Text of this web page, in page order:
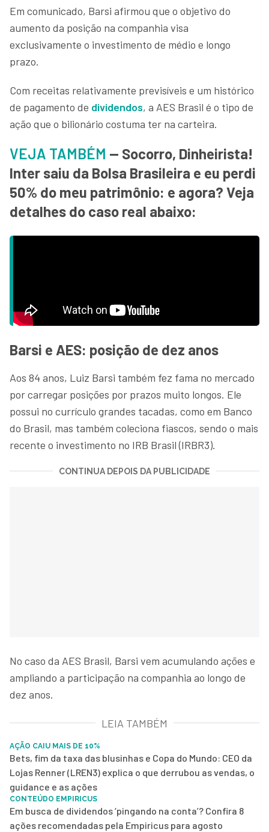
Em comunicado, Barsi afirmou que o objetivo do
aumento da posição na companhia visa
exclusivamente o investimento de médio e longo
prazo.
Com receitas relativamente previsíveis e um histórico
de pagamento de dividendos, a AES Brasil é o tipo de
ação que o bilionário costuma ter na carteira.
VEJA TAMBÉM — Socorro, Dinheirista!
Inter saiu da Bolsa Brasileira e eu perdi
50% do meu patrimônio: e agora? Veja
detalhes do caso real abaixo:
Barsi e AES: posição de dez anos
Aos 84 anos, Luiz Barsi também fez fama no mercado
por carregar posições por prazos muito longos. Ele
possui no currículo grandes tacadas, como em Banco
do Brasil, mas também coleciona fiascos, sendo o mais
recente o investimento no IRB Brasil (IRBR3).
CONTINUA DEPOIS DA PUBLICIDADE
No caso da AES Brasil, Barsi vem acumulando ações e
ampliando a participação na companhia ao longo de
dez anos.
LEIA TAMBÉM
AÇÃO CAIU MAIS DE 10%
Bets, fim da taxa das blusinhas e Copa do Mundo: CEO da
Lojas Renner (LREN3) explica o que derrubou as vendas, o
guidance e as ações
CONTEÚDO EMPIRICUS
Em busca de dividendos ‘pingando na conta’? Confira 8
ações recomendadas pela Empiricus para agosto